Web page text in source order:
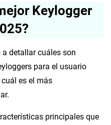
Keylogger
detallar cuáles son
para el usuario
es el más
principales que